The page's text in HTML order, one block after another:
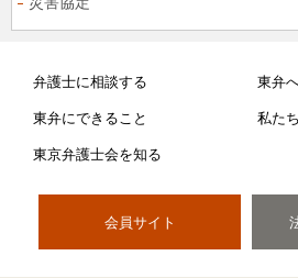
弁護士に相談する 東弁
東弁にできること 私た
東京弁護士会を知る
会員サイト